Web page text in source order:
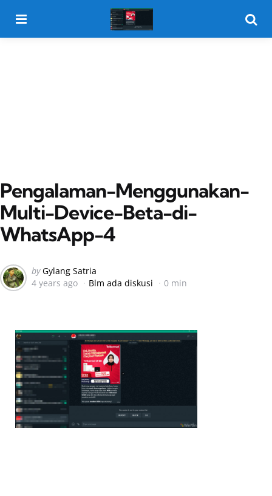
Pengalaman-Menggunakan-
Multi-Device-Beta-di-
WhatsApp-4
Posted
by
by Gylang Satria
4 years ago
Blm ada diskusi 0 min